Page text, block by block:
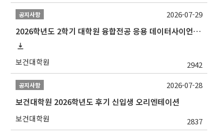
공지사항
2026학년도 2학기 대학원 융합전공 응용 데이터사이언스 선발 계획 알림
보건대학원 2942
2026-07-29
공지사항
보건대학원 2026학년도 후기 신입생 오리엔테이션
보건대학원 2837
2026-07-28